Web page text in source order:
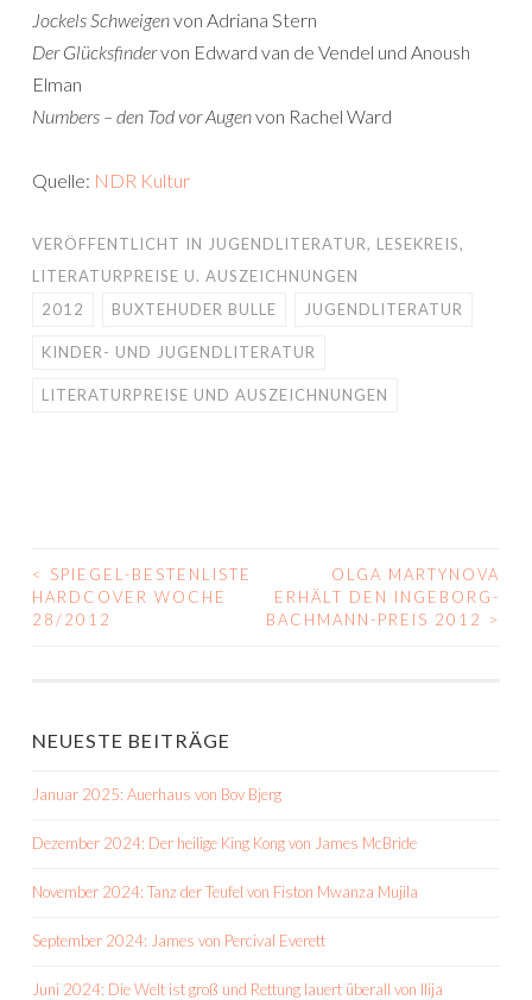
Jockels Schweigenvon Adriana Stern
Der Glücksfindervon Edward van de Vendel und Anoush
Elman
Numbers – den Tod vor Augenvon Rachel Ward
Quelle: NDR Kultur
VERÖFFENTLICHT IN JUGENDLITERATUR, LESEKREIS,
LITERATURPREISE U. AUSZEICHNUNGEN
2012
BUXTEHUDER BULLE JUGENDLITERATUR
KINDER- UND JUGENDLITERATUR
LITERATURPREISE UND AUSZEICHNUNGEN
BEITRAGS-
NAVIGATION
<
SPIEGEL-BESTENLISTE
HARDCOVER WOCHE
28/2012
OLGA MARTYNOVA
ERHÄLT DEN INGEBORG-
BACHMANN-PREIS 2012
>
NEUESTE BEITRÄGE
Januar 2025: Auerhaus von Bov Bjerg
Dezember 2024: Der heilige King Kong von James McBride
November 2024: Tanz der Teufel von Fiston Mwanza Mujila
September 2024: James von Percival Everett
Juni 2024: Die Welt ist groß und Rettung lauert überall von Ilija